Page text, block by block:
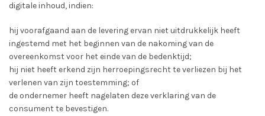
digitale inhoud, indien:
hij voorafgaand aan de levering ervan niet uitdrukkelijk heeft
ingestemd met het beginnen van de nakoming van de
overeenkomst voor het einde van de bedenktijd;
hij niet heeft erkend zijn herroepingsrecht te verliezen bij het
verlenen van zijn toestemming; of
de ondernemer heeft nagelaten deze verklaring van de
consument te bevestigen.